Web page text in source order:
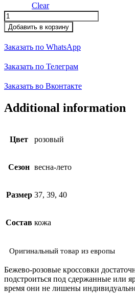
Clear
Кроссовки
quantity
Добавить в корзину
Заказать по WhatsApp
Заказать по Телеграм
Заказать во Вконтакте
Additional information
Цвет розовый
Сезон весна-лето
Размер 37, 39, 40
Состав кожа
Оригинальный товар из европы
Бежево-розовые кроссовки
подстроиться под сдержанные или
время они не лишены